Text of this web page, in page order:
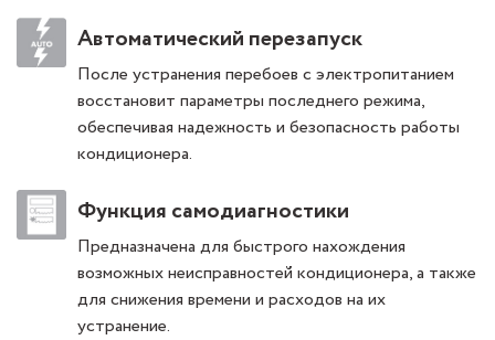
Автоматический перезапуск
После устранения перебоев с электропитанием
восстановит параметры последнего режима,
обеспечивая надежность и безопасность работы
кондиционера.
Функция самодиагностики
Предназначена для быстрого нахождения
возможных неисправностей кондиционера, а также
для снижения времени и расходов на их
устранение.